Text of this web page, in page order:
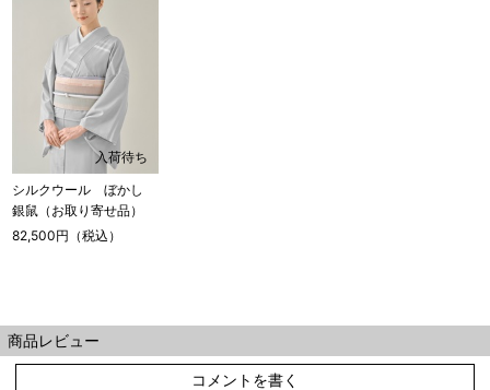
店舗一覧はこちら
入荷待ち
シルクウール ぼかし
銀鼠（お取り寄せ品）
82,500円（税込）
商品レビュー
コメントを書く